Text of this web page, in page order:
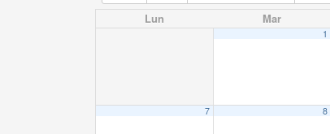
Lun Mar
1
7 8